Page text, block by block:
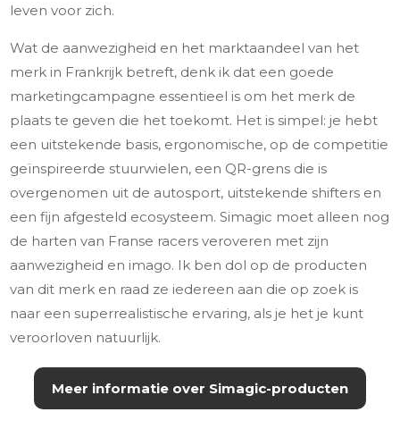
leven voor zich.
Wat de aanwezigheid en het marktaandeel van het
merk in Frankrijk betreft, denk ik dat een goede
marketingcampagne essentieel is om het merk de
plaats te geven die het toekomt. Het is simpel: je hebt
een uitstekende basis, ergonomische, op de competitie
geïnspireerde stuurwielen, een QR-grens die is
overgenomen uit de autosport, uitstekende shifters en
een fijn afgesteld ecosysteem. Simagic moet alleen nog
de harten van Franse racers veroveren met zijn
aanwezigheid en imago. Ik ben dol op de producten
van dit merk en raad ze iedereen aan die op zoek is
naar een superrealistische ervaring, als je het je kunt
veroorloven natuurlijk.
Meer informatie over Simagic-producten